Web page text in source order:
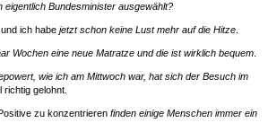
eigentlich Bundesminister ausgewählt?
und ich habe jetzt schon keine Lust mehr auf die Hitze
Wochen eine neue Matratze und die ist wirklich bequem
wie ich am Mittwoch war, hat sich der Besuch im
richtig gelohnt.
zu konzentrieren finden einige Menschen immer ein